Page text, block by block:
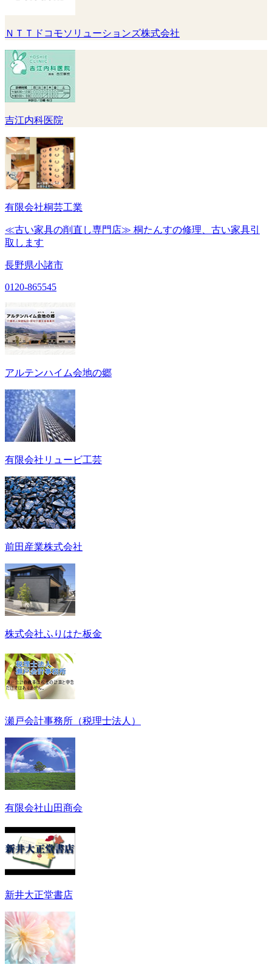
ＮＴＴドコモソリューションズ株式会社
吉江内科医院
有限会社桐芸工業
≪古い家具の削直し専門店≫ 桐たんすの修理、古い家具引
取します
長野県小諸市
0120-865545
アルテンハイム会地の郷
有限会社リュービ工芸
前田産業株式会社
株式会社ふりはた板金
瀬戸会計事務所（税理士法人）
有限会社山田商会
新井大正堂書店